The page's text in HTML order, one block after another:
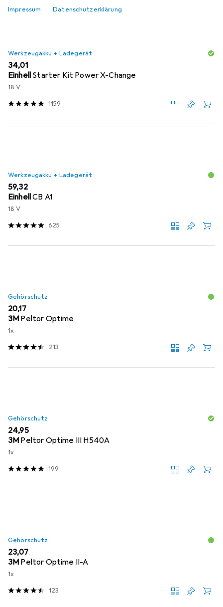
Impressum Datenschutzerklärung
Produktliste
Werkzeugakku + Ladegerät
EUR
34,01
Einhell Starter Kit Power X-Change
18 V
1159
Werkzeugakku + Ladegerät
EUR
59,32
EinhellCB A1
18 V
625
Gehörschutz
EUR
20,17
3M Peltor Optime
1x
213
Gehörschutz
EUR
24,95
3M Peltor Optime III H540A
1x
199
Gehörschutz
EUR
23,07
3M Peltor Optime II-A
1x
123